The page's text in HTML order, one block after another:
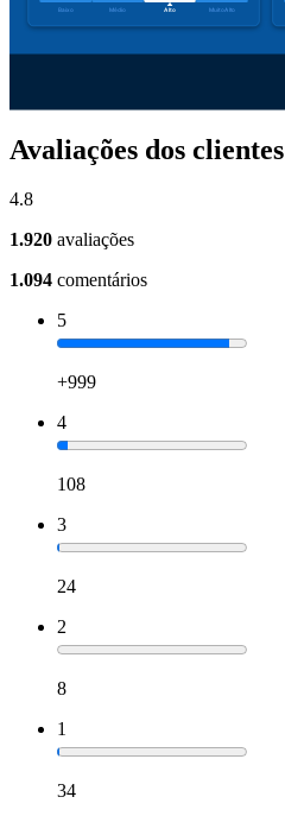
Avaliações dos clientes
4.8
1.920 avaliações
1.094 comentários
5
+999
4
108
3
24
2
8
1
34